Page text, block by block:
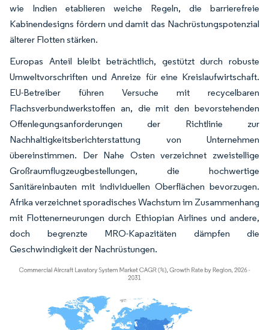
wie Indien etablieren weiche Regeln, die barrierefreie
Kabinendesigns fördern und damit das Nachrüstungspotenzial
älterer Flotten stärken.
Europas Anteil bleibt beträchtlich, gestützt durch robuste
Umweltvorschriften und Anreize für eine Kreislaufwirtschaft.
EU-Betreiber führen Versuche mit recycelbaren
Flachsverbundwerkstoffen an, die mit den bevorstehenden
Offenlegungsanforderungen der Richtlinie zur
Nachhaltigkeitsberichterstattung von Unternehmen
übereinstimmen. Der Nahe Osten verzeichnet zweistellige
Großraumflugzeugbestellungen, die hochwertige
Sanitäreinbauten mit individuellen Oberflächen bevorzugen.
Afrika verzeichnet sporadisches Wachstum im Zusammenhang
mit Flottenerneurungen durch Ethiopian Airlines und andere,
doch begrenzte MRO-Kapazitäten dämpfen die
Geschwindigkeit der Nachrüstungen.